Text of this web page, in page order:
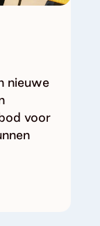
nieuwe
voor